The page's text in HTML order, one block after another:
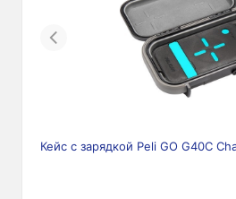
Previous
Кейс с зарядкой Peli GO G40C